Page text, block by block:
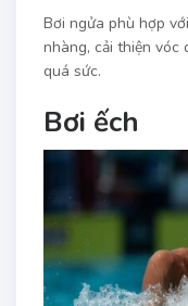
Bơi ngửa phù hợp
nhàng, cải thiện vóc
quá sức.
Bơi ếch